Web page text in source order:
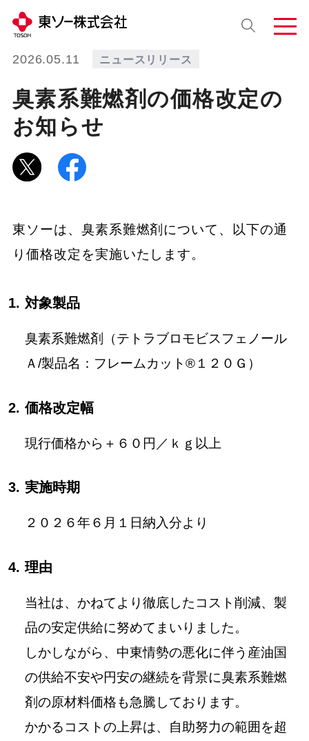
2026.05.11 ニュースリリース
臭素系難燃剤の価格改定の
お知らせ
東ソーは、臭素系難燃剤について、以下の通
り価格改定を実施いたします。
対象製品
臭素系難燃剤（テトラブロモビスフェノール
Ａ/製品名：フレームカット®１２０Ｇ）
価格改定幅
現行価格から＋６０円／ｋｇ以上
実施時期
２０２６年６月１日納入分より
理由
当社は、かねてより徹底したコスト削減、製
品の安定供給に努めてまいりました。
しかしながら、中東情勢の悪化に伴う産油国
の供給不安や円安の継続を背景に臭素系難燃
剤の原材料価格も急騰しております。
かかるコストの上昇は、⾃助努⼒の範囲を超